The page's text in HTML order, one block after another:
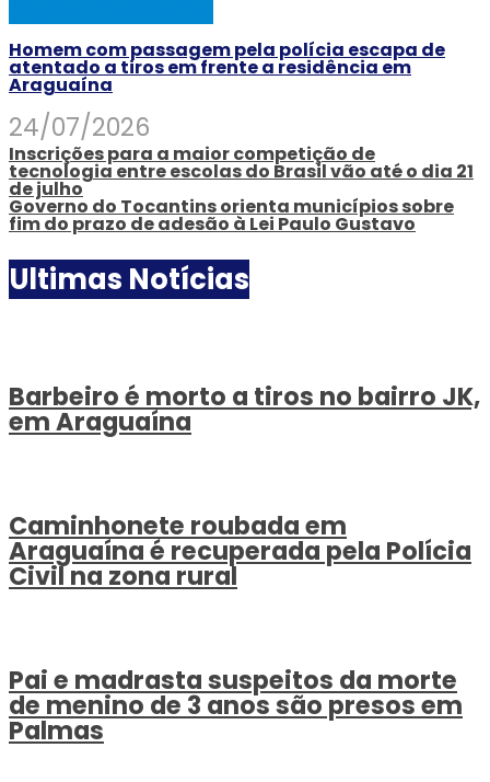
Homem com passagem pela polícia escapa de
atentado a tiros em frente a residência em
Araguaína
24/07/2026
Inscrições para a maior competição de
tecnologia entre escolas do Brasil vão até o dia 21
de julho
Governo do Tocantins orienta municípios sobre
fim do prazo de adesão à Lei Paulo Gustavo
Ultimas Notícias
Barbeiro é morto a tiros no bairro JK,
em Araguaína
Caminhonete roubada em
Araguaína é recuperada pela Polícia
Civil na zona rural
Pai e madrasta suspeitos da morte
de menino de 3 anos são presos em
Palmas